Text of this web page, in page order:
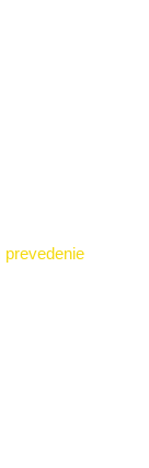
prevedenie